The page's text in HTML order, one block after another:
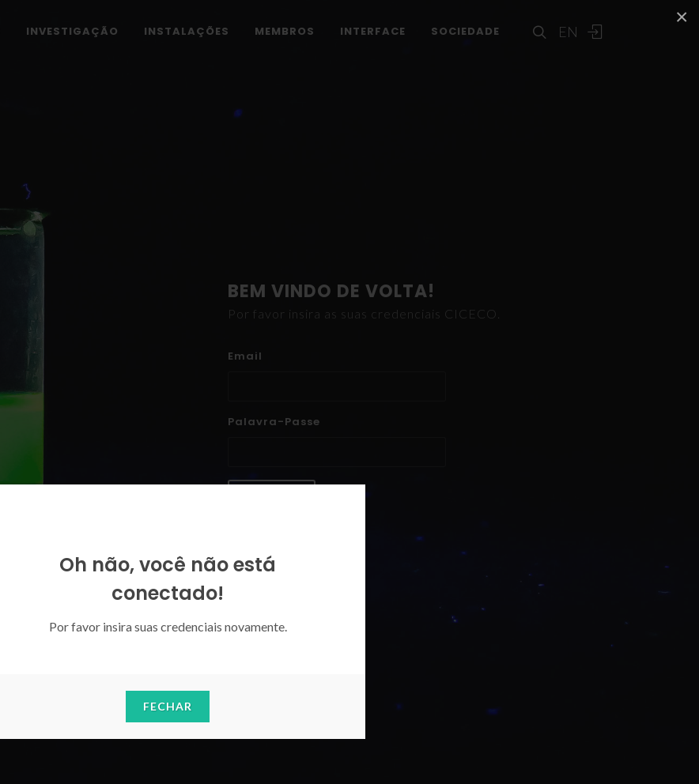
Oh não, você não está
conectado!
Por favor insira suas credenciais novamente.
FECHAR
×
EN
INVESTIGAÇÃO INSTALAÇÕES MEMBROS INTERFACE SOCIEDADE
BEM VINDO DE VOLTA!
Por favor insira as suas credenciais CICECO.
Email
Palavra-Passe